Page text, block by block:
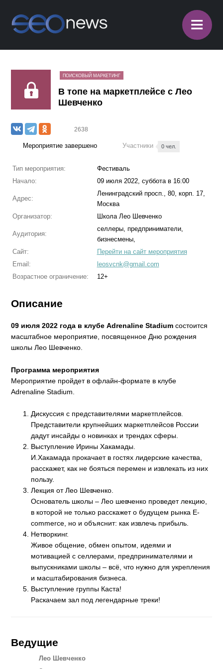
≡
ПОИСКОВЫЙ МАРКЕТИНГ
В топе на маркетплейсе с Лео
Шевченко
2638
Мероприятие завершено Участники 0 чел.
Тип мероприятия:
Фестиваль
Начало:
09 июля 2022, суббота в 16:00
Адрес:
Ленинградский просп., 80, корп. 17,
Москва
Организатор:
Школа Лео Шевченко
Аудитория:
селлеры, предприниматели,
бизнесмены,
Сайт:
Перейти на сайт мероприятия
Email:
leosvcnk@gmail.com
Возрастное ограничение:
12+
Описание
09 июля 2022 года в клубе Adrenaline Stadium состоится
масштабное мероприятие, посвященное Дню рождения
школы Лео Шевченко.
Программа мероприятия
Мероприятие пройдет в офлайн-формате в клубе
Adrenaline Stadium.
Дискуссия с представителями маркетплейсов.
Представители крупнейших маркетплейсов России
дадут инсайды о новинках и трендах сферы.
Выступление Ирины Хакамады.
И.Хакамада прокачает в гостях лидерские качества,
расскажет, как не бояться перемен и извлекать из них
пользу.
Лекция от Лео Шевченко.
Основатель школы – Лео шевченко проведет лекцию,
в которой не только расскажет о будущем рынка E-
commerce, но и объяснит: как извлечь прибыль.
Нетворкинг.
Живое общение, обмен опытом, идеями и
мотивацией с селлерами, предпринимателями и
выпускниками школы – всё, что нужно для укрепления
и масштабирования бизнеса.
Выступление группы Каста!
Раскачаем зал под легендарные треки!
Ведущие
Лео Шевченко